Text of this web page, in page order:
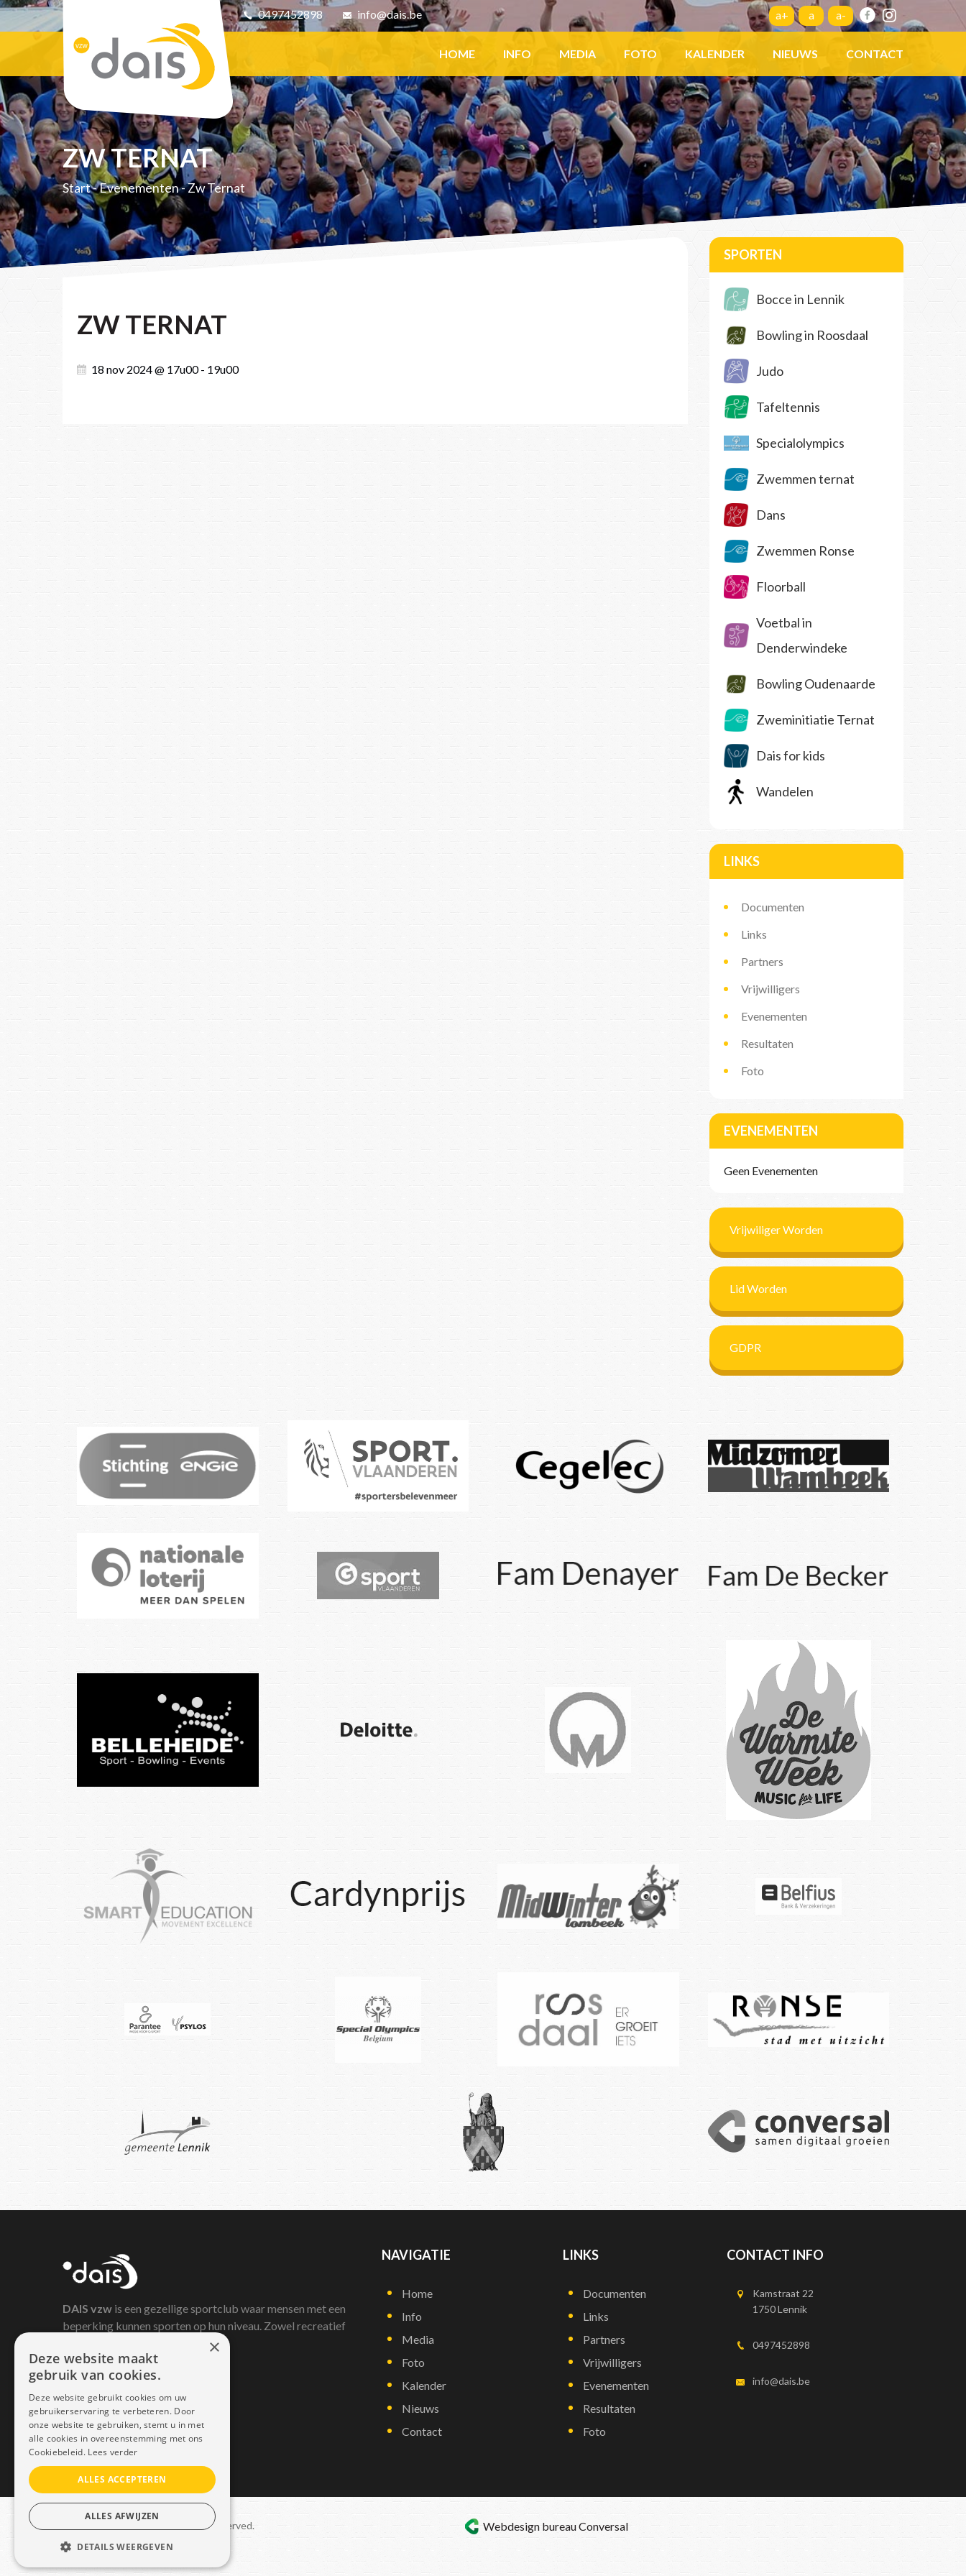
0497452898 info@dais.be Facebook a+ a a-
HOME INFO MEDIA FOTO KALENDER NIEUWS CONTACT
ZW TERNAT
Start-Evenementen-Zw Ternat
ZW TERNAT
18 nov 2024 @ 17u00 - 19u00
SPORTEN
Bocce in Lennik
Bowling in Roosdaal
Judo
Tafeltennis
Specialolympics
Zwemmen ternat
Dans
Zwemmen Ronse
Floorball
Voetbal in
Denderwindeke
Bowling Oudenaarde
Zweminitiatie Ternat
Dais for kids
Wandelen
LINKS
Documenten
Links
Partners
Vrijwilligers
Evenementen
Resultaten
Foto
EVENEMENTEN
Geen Evenementen
Vrijwiliger Worden
Lid Worden
GDPR
DAIS vzw is een gezellige sportclub waar mensen met een
beperking kunnen sporten op hun niveau. Zowel recreatief
NAVIGATIE
Home
Info
Media
Foto
Kalender
Nieuws
Contact
LINKS
Documenten
Links
Partners
Vrijwilligers
Evenementen
Resultaten
Foto
CONTACT INFO
Kamstraat 22
1750 Lennik
0497452898
info@dais.be
Copyright © 2021 Dais. All rights reserved.
Sitemap–GDPR
Webdesign bureauConversal
×
Deze website maakt
gebruik van cookies.
Deze website gebruikt cookies om uw
gebruikerservaring te verbeteren. Door
onze website te gebruiken, stemt u in met
alle cookies in overeenstemming met ons
Cookiebeleid. Lees verder
ALLES ACCEPTEREN
ALLES AFWIJZEN
DETAILS WEERGEVEN
STRIKT NOODZAKELIJK